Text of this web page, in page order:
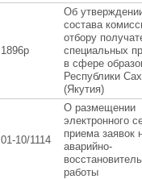
1896р
Об
состава
отбору
специальных
в сфере
Республики
(Якутия)
01-10/1114
О размещении
электронного
приема заявок
аварийно-
работы